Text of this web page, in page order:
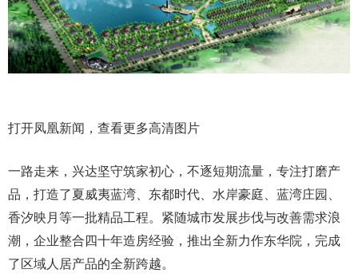
打开凤凰新闻，查看更多高清图片
一路走来，兴达坚守筑家初心，不逐短期流量，专注打磨产
品，打造了夏威夷蓝湾、东都时代、水岸豪庭、蓝湾庄园、
香汐映月等一批精品工程。紧随城市发展步伐与改善需求浪
潮，企业整合四十年造房经验，推出全新力作东华院，完成
了区域人居产品的全新跨越。